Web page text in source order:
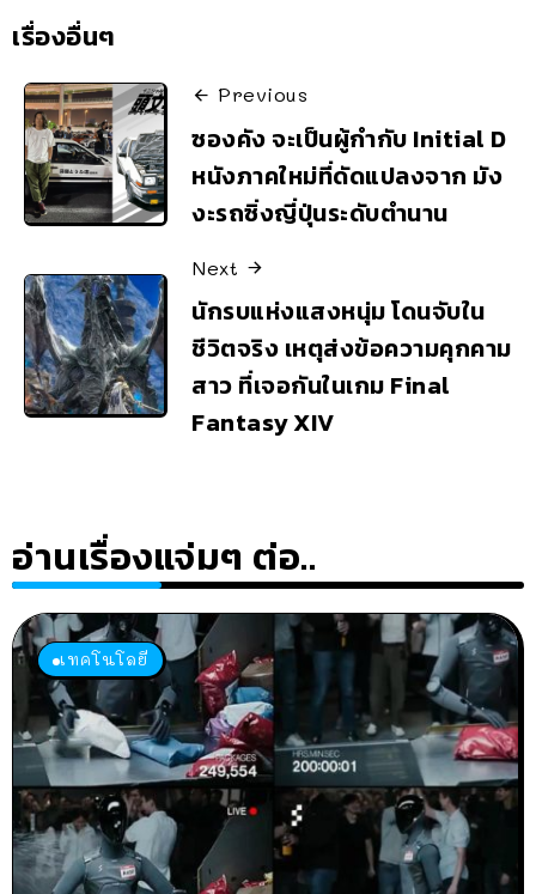
เรื่องอื่นๆ
Previous
ซองคัง จะเป็นผู้กำกับ Initial D
หนังภาคใหม่ที่ดัดแปลงจาก มัง
งะรถซิ่งญี่ปุ่นระดับตำนาน
Next
นักรบแห่งแสงหนุ่ม โดนจับใน
ชีวิตจริง เหตุส่งข้อความคุกคาม
สาว ที่เจอกันในเกม Final
Fantasy XIV
อ่านเรื่องแจ่มๆ ต่อ..
เทคโนโลยี